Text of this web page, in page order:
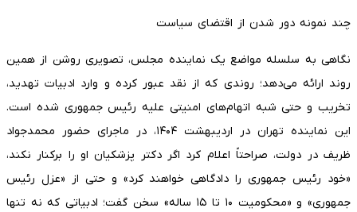
چند نمونه دور شدن از اقتضای سیاست
نگاهی به سلسله مواضع یک نماینده مجلس، تصویری روشن از همین
روند ارائه می‌دهد؛ روندی که از نقد عبور کرده و وارد ادبیات تهدید،
تخریب و حتی شبه اتهام‌های امنیتی علیه رئیس جمهوری شده است.
این نماینده تهران در اردیبهشت ۱۴۰۴، در ماجرای حضور محمدجواد
ظریف در دولت، صراحتاً اعلام کرد اگر دکتر پزشکیان او را برکنار نکند،
«خود رئیس جمهوری را دادگاهی خواهند کرد» و حتی از «عزل رئیس
جمهوری» و «محکومیت ۱۰ تا ۱۵ ساله» سخن گفت؛ ادبیاتی که نه تنها